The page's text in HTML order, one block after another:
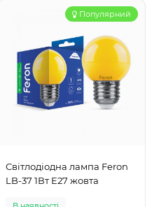
Популярний
Світлодіодна лампа Feron
LB-37 1Вт E27 жовта